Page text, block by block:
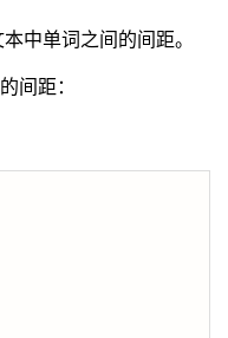
中单词之间的间距。
间距：